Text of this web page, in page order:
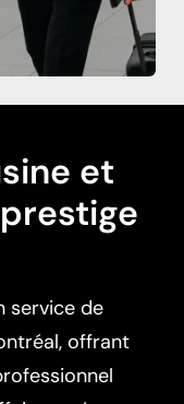
sérénité
et
service de
offrant